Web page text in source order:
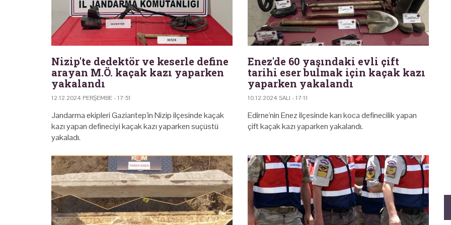
Nizip'te dedektör ve keserle define
arayan M.Ö. kaçak kazı yaparken
yakalandı
12.12.2024 PERŞEMBE - 17:51
Jandarma ekipleri Gaziantep'in Nizip ilçesinde kaçak
kazı yapan defineciyi kaçak kazı yaparken suçüstü
yakaladı.
Enez'de 60 yaşındaki evli çift
tarihi eser bulmak için kaçak kazı
yaparken yakalandı
10.12.2024 SALI - 17:11
Edirne'nin Enez ilçesinde karı koca definecilik yapan
çift kaçak kazı yaparken yakalandı.